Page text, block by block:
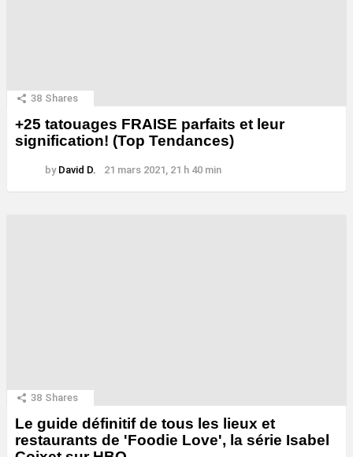
38 Shares
+25 tatouages ​​FRAISE parfaits et leur
signification! (Top Tendances)
by David D. 21 mars 2021, 21 h 40 min
38 Shares
Le guide définitif de tous les lieux et
restaurants de 'Foodie Love', la série Isabel